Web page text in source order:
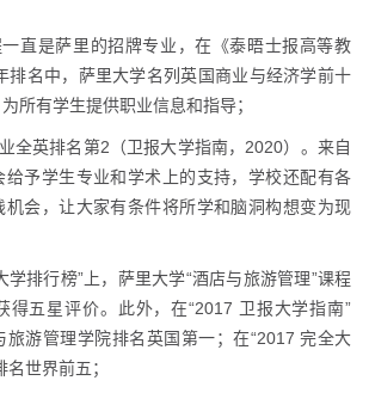
直是萨里的招牌专业，在《泰晤士报高等教
排名中，萨里大学名列英国商业与经济学前十
所有学生提供职业信息和指导；
全英排名第2（卫报大学指南，2020）。来自
给予学生专业和学术上的支持，学校还配有各
机会，让大家有条件将所学和脑洞构想变为现
学排行榜”上，萨里大学“酒店与旅游管理”课程
得五星评价。此外，在“2017 卫报大学指南”
旅游管理学院排名英国第一；在“2017 完全大
世界前五；